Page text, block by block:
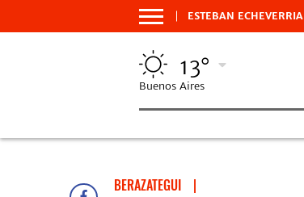
ESTEBAN ECHEVERRIA
13°
Buenos Aires
BERAZATEGUI |